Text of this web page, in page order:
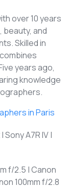
over 10 years
and
Skilled in
years ago,
knowledge
in Paris
Sony A7R IV |
f/2.5 | Canon
100mm f/2.8